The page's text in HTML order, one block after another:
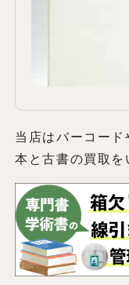
当店はバーコー
本と古書の買取を